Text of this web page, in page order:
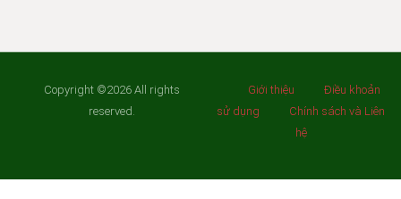
Copyright ©2026 All rights
reserved.
Giới thiệu
Điều khoản
sử dụng
Chính sách và Liên
hệ